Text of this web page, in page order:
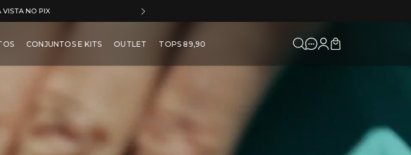
ACIMA DE R$ 299
Fitness Feminina para Corrida
CONJUNTOS E KITS OUTLET TOPS 89,90